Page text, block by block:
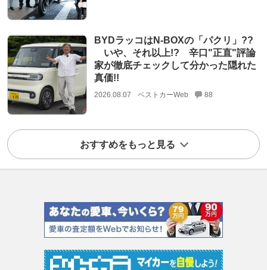
BYDラッコはN-BOXの「パクリ」??
いや、それ以上!? 辛口"正直"評論
家が徹底チェックして分かった隠れた
真価!!
2026.08.07 ベストカーWeb 88
おすすめをもっと見る